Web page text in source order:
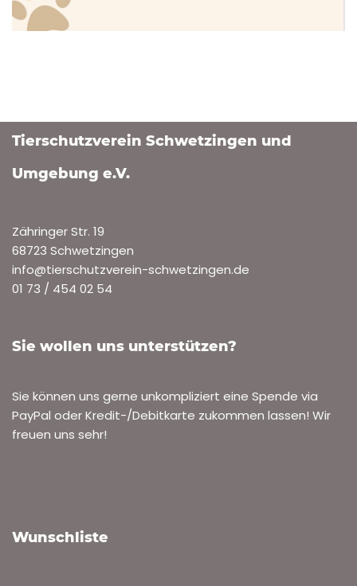
Tierschutzverein Schwetzingen und
Umgebung e.V.
Zähringer Str. 19
68723 Schwetzingen
info@tierschutzverein-schwetzingen.de
01 73 / 454 02 54
Sie wollen uns unterstützen?
Sie können uns gerne unkompliziert eine Spende via
PayPal oder Kredit-/Debitkarte zukommen lassen! Wir
freuen uns sehr!
Wunschliste